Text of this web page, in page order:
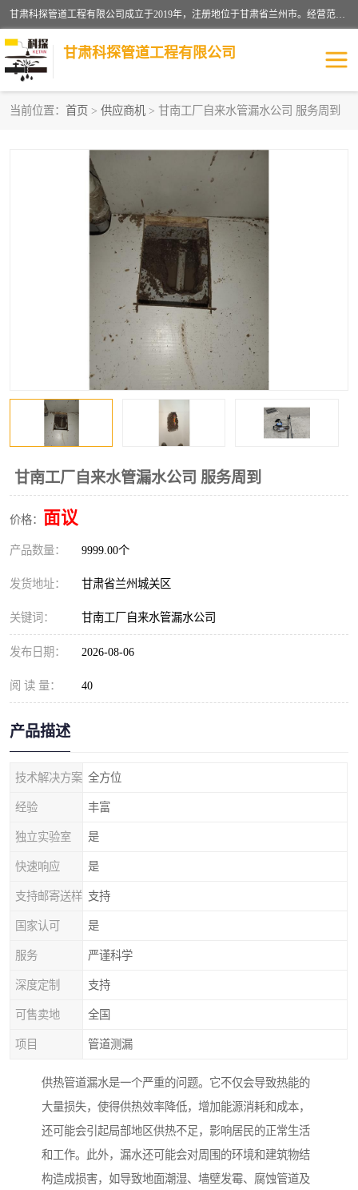
甘肃科探管道工程有限公司成立于2019年，注册地位于甘肃省兰州市。经营范围包括管道安装、清洗、疏通、维修、检测，防水工程，工程钻孔，化粪池清理，暖气安装，给排水管道安装维修，室内外管道如消防、供水、供热管道漏水检测定位，室内外防水堵漏等。
甘肃科探管道工程有限公司
当前位置： 首页 > 供应商机 > 甘南工厂自来水管漏水公司 服务周到
甘南工厂自来水管漏水公司 服务周到
价格： 面议
产品数量： 9999.00个
发货地址： 甘肃省兰州城关区
关键词： 甘南工厂自来水管漏水公司
发布日期： 2026-08-06
阅 读 量： 40
产品描述
技术解决方案 全方位
经验 丰富
独立实验室 是
快速响应 是
支持邮寄送样 支持
国家认可 是
服务 严谨科学
深度定制 支持
可售卖地 全国
项目 管道测漏
供热管道漏水是一个严重的问题。它不仅会导致热能的
大量损失，使得供热效率降低，增加能源消耗和成本，
还可能会引起局部地区供热不足，影响居民的正常生活
和工作。此外，漏水还可能会对周围的环境和建筑物结
构造成损害，如导致地面潮湿、墙壁发霉、腐蚀管道及
漏水检查维修 消防管道漏水
供热管道漏水 排水管道漏水
自来水管漏水 管道疏通
高压车疏通清淤